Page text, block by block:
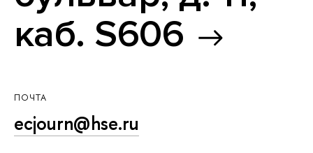
каб. S606
ПОЧТА
ecjourn@hse.ru